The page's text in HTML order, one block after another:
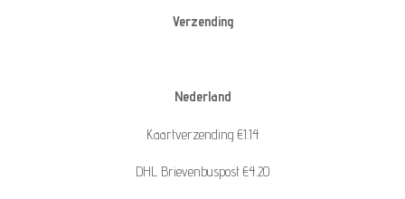
Verzending
Nederland
Kaartverzending €1.14
DHL Brievenbuspost €4.20